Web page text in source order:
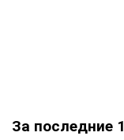
За последние